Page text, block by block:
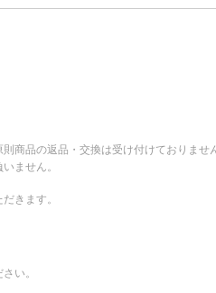
商品の返品・交換は受け付けておりませ
ません。
きます。
い。